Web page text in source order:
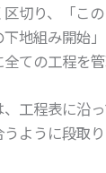
切り、「こ
下地組み開始
ての工程を管
工程表に沿
ように段取り